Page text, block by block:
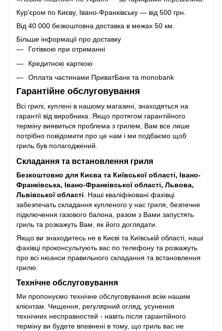
Кур'єром по Києву, Івано-Франківську — від 500 грн.
Від 40 000 безкоштовна доставка в межах 50 км.
Більше інформації про доставку
Готівкою при отриманні
Кредитною карткою
Оплата частинами ПриватБанк та monobank
Гарантійне обслуговування
Всі грилі, куплені в нашому магазині, знаходяться на
гарантії від виробника. Якщо протягом гарантійного
терміну виявиться проблема з грилем, Вам все лише
потрібно повідомити про це нам і ми подбаємо щоб
гриль був полагоджений.
Складання та встановлення гриля
Безкоштовно для Києва та Київської області, Івано-
Франківська, Івано-Франківської області, Львова,
Львівської області . Наші кваліфіковані фахівці
забезпечать складання купленого у нас гриля, безпечне
підключення газового балона, разом з Вами запустять
гриль та розкажуть Вам, як його доглядати.
Якщо ви знаходитесь не в Києві та Київській області, наші
фахівці проконсультують вас по телефону та розкажуть
про всі нюанси правильного складання та встановлення
грилю.
Технічне обслуговування
Ми пропонуємо технічне обслуговування всім нашим
клієнтам. Чищення, регулярний огляд, усунення
технічних несправностей - навіть після гарантійного
терміну ви будете впевнені в тому, що гриль вас не